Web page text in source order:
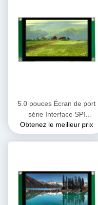
5.0 pouces Écran de port
série Interface SPI
800*RGB*480 Résolution
TFT Modules LCD avec CTP
Obtenez le meilleur prix